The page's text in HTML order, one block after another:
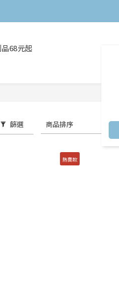
68元起
篩選 商品排序
熱賣款